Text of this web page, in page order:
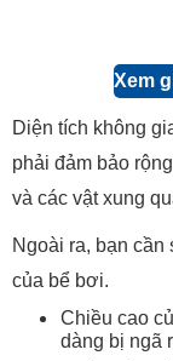
Xem
Diện tích không
phải đảm bảo
và các vật xung
Ngoài ra, bạn cần
của bể bơi.
Chiều cao
dàng bị ngã